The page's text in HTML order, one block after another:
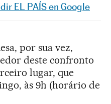
Twitter
Redes Sociales
EL PAÍS en Google
por sua vez,
deste confronto
lugar, que
às 9h (horário de